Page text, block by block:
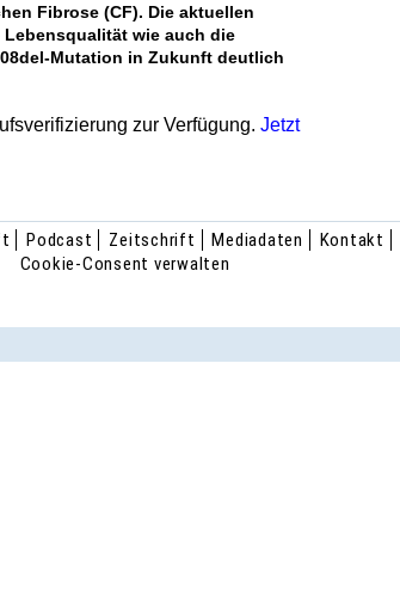
Fibrose (CF). Die aktuellen
wie auch die
Mutation in Zukunft deutlich
zur Verfügung. Jetzt
Podcast Zeitschrift Mediadaten Kontakt
Cookie-Consent verwalten